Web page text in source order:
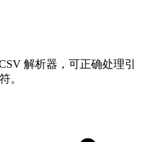
解析器，可正确处理引
。